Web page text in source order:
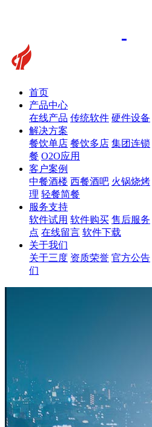
首页
产品中心
在线产品 传统软件 硬件设备
解决方案
餐饮单店 餐饮多店 集团连锁
餐 O2O应用
客户案例
中餐酒楼 西餐酒吧 火锅烧烤
理 轻餐简餐
服务支持
软件试用 软件购买 售后服务
点 在线留言 软件下载
关于我们
关于三度 资质荣誉 官方公告
们